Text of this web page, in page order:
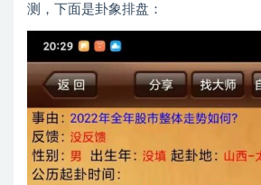
测，下面是卦象排盘：